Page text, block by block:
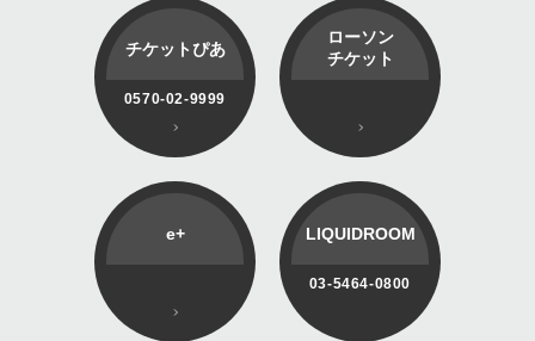
チケットぴあ
0570-02-9999
ローソン
チケット
e+ LIQUIDROOM
03-5464-0800